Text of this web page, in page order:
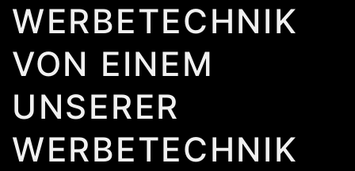
WERBETECHNIK
VON EINEM
UNSERER
WERBETECHNIK